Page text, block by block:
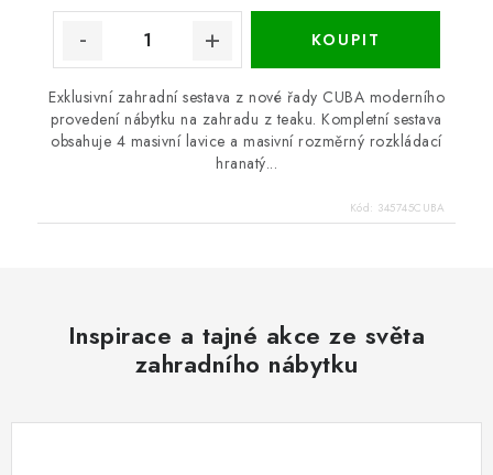
Exklusivní zahradní sestava z nové řady CUBA moderního
provedení nábytku na zahradu z teaku. Kompletní sestava
obsahuje 4 masivní lavice a masivní rozměrný rozkládací
hranatý...
Kód: 345745CUBA
Inspirace a tajné akce ze světa
zahradního nábytku